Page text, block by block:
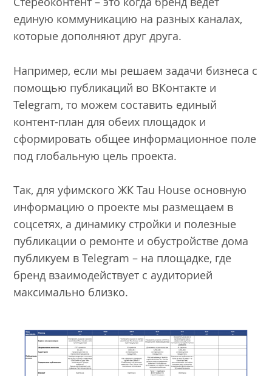
единую коммуникацию на разных каналах,
которые дополняют друг друга.
Например, если мы решаем задачи бизнеса с
помощью публикаций во ВКонтакте и
Telegram, то можем составить единый
контент-план для обеих площадок и
сформировать общее информационное поле
под глобальную цель проекта.
Так, для уфимского ЖК Tau House основную
информацию о проекте мы размещаем в
соцсетях, а динамику стройки и полезные
публикации о ремонте и обустройстве дома
публикуем в Telegram – на площадке, где
бренд взаимодействует с аудиторией
максимально близко.